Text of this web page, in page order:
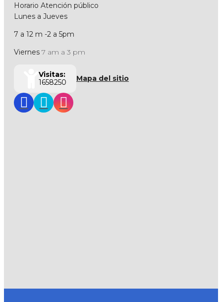
Horario Atención público
Lunes a Jueves
7 a 12 m -2 a 5pm
Viernes 7 am a 3 pm
Visitas:
1658250
Mapa del sitio